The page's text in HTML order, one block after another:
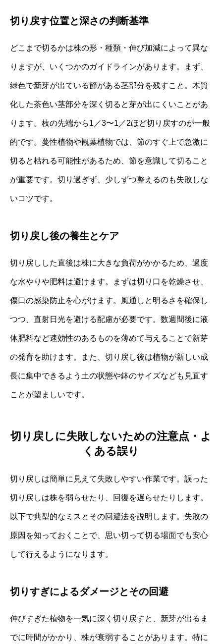
切り戻す位置と深さの判断基準
どこまで切るかは株の形・種類・伸び加減によって異な
りますが、いくつかのガイドラインがあります。まず、
緑色で新芽が出ている節がある茎部分を残すこと。木質
化した茶色い茎部分を深く切ると芽が出にくいことがあ
ります。枝の先端から1／3〜1／2ほど切り戻すのが一般
的です。蔓性植物や観葉植物では、節のすぐ上で急激に
切ると枯れる可能性があるため、節を意識して切ること
が重要です。切り過ぎず、少しずつ整えるのも失敗しな
いコツです。
切り戻し後の養生とケア
切り戻しした直後は株に大きな負荷がかかるため、過度
な水やりや肥料は避けます。まずは切り口を乾燥させ、
傷口の感染防止を心がけます。風通しと明るさを確保し
つつ、直射日光を避ける配慮が必要です。数週間後に液
体肥料など速効性のあるものを薄めて与えることで新芽
の発育を助けます。また、切り戻し後は植物が新しい成
長に集中できるよう土の状態や鉢のサイズなども見直す
ことが望ましいです。
切り戻しに失敗しないための注意点・よ
くある誤り
切り戻しは簡単に見えて失敗しやすい作業です。誤った
切り戻しは株を弱らせたり、回復を遅らせたりします。
以下で典型的なミスとその回避法を説明します。失敗の
原因を知っておくことで、思い切って切る場面でも安心
して行えるようになります。
切りすぎによるダメージとその回避
伸びすぎた植物を一気に深く切り戻すと、新芽が出るま
でに時間がかかり、株が衰弱することがあります。特に